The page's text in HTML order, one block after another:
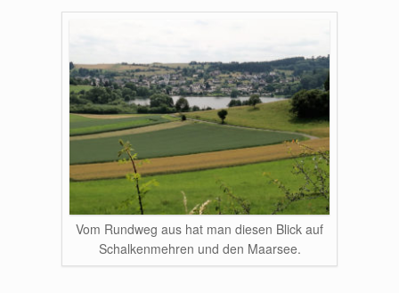
Vom Rundweg aus hat man diesen Blick auf
Schalkenmehren und den Maarsee.